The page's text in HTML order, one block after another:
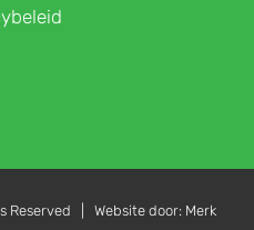
Reserved | Website door: Merk